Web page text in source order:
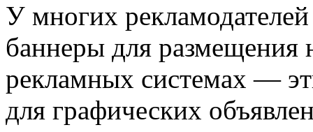
У многих
баннеры для размещения
рекламных системах —
для графических